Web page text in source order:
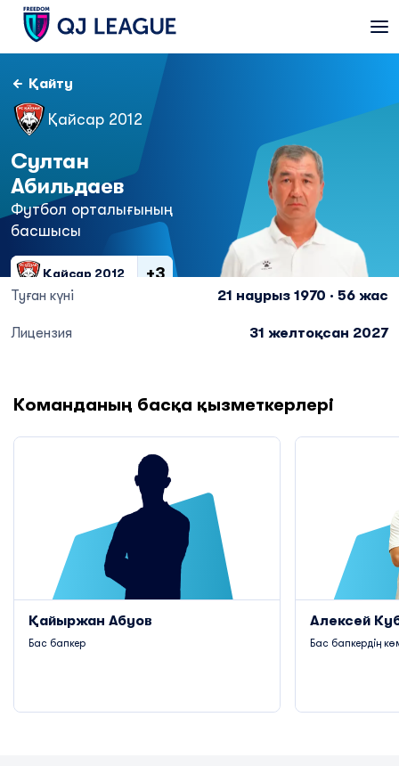
Қайту
Қайсар 2012
Султан
Абильдаев
Футбол орталығының
басшысы
Қайсар 2012 +3
Туған күні 21 наурыз 1970 · 56 жас
Лицензия 31 желтоқсан 2027
Команданың басқа қызметкерлері
Қайыржан Абуов
Бас бапкер
Алексей
Бас бапкердің